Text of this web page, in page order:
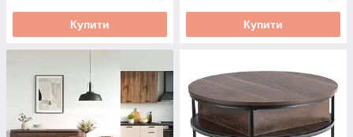
Купити Купити